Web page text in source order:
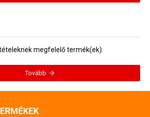
megfelelő termék(ek).
Tovább